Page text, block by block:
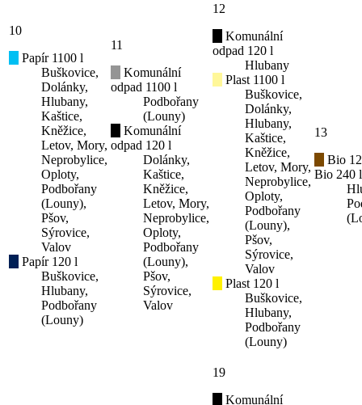
10
Papír 1100 l
Buškovice,
Dolánky,
Hlubany,
Kaštice,
Kněžice,
Letov, Mory,
Neprobylice,
Oploty,
Podbořany
(Louny),
Pšov,
Sýrovice,
Valov
Papír 120 l
Buškovice,
Hlubany,
Podbořany
(Louny)
11
Komunální
odpad 1100 l
Podbořany
(Louny)
Komunální
odpad 120 l
Dolánky,
Kaštice,
Kněžice,
Letov, Mory,
Neprobylice,
Oploty,
Podbořany
(Louny),
Pšov,
Sýrovice,
Valov
12
Komunální
odpad 120 l
Hlubany
Plast 1100 l
Buškovice,
Dolánky,
Hlubany,
Kaštice,
Kněžice,
Letov, Mory,
Neprobylice,
Oploty,
Podbořany
(Louny),
Pšov,
Sýrovice,
Valov
Plast 120 l
Buškovice,
Hlubany,
Podbořany
(Louny)
13
Bio
Bio 240 l
19
Komunální